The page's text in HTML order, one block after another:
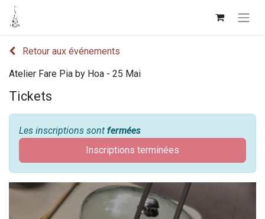
Retour aux événements
Atelier Fare Pia by Hoa - 25 Mai
Tickets
Les inscriptions sont fermées
Inscriptions terminées